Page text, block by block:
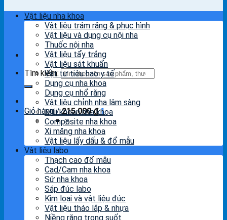
Tìm kiếm:
Giỏ hàng /215.000₫ 1
×
Vật liệu nha khoa
Vật liệu trám răng & phục hình
Vật liệu và dụng cụ nội nha
Thuốc nội nha
Vật liệu tẩy trắng
Vật liệu sát khuẩn
Vật tư tiêu hao y tế
Dụng cụ nha khoa
Dụng cụ nhổ răng
Vật liệu chỉnh nha lâm sàng
Mũi khoan nha khoa
Composite nha khoa
Xi măng nha khoa
Vật liệu lấy dấu & đổ mẫu
Vật liệu labo
Thạch cao đổ mẫu
Cad/Cam nha khoa
Sứ nha khoa
Sáp đúc labo
Kim loại và vật liệu đúc
Vật liệu tháo lắp & nhựa
Niềng răng trong suốt